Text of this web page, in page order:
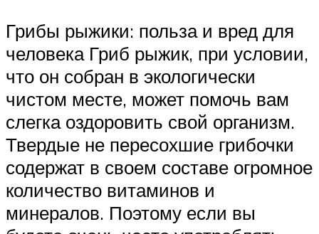
Грибы рыжики: польза и вред для
человека Гриб рыжик, при условии,
что он собран в экологически
чистом месте, может помочь вам
слегка оздоровить свой организм.
Твердые не пересохшие грибочки
содержат в своем составе огромное
количество витаминов и
минералов. Поэтому если вы